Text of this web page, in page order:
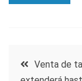
Venta de